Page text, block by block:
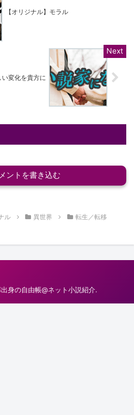
【オリジナル】モラル
い変化を貴方に
ントを書き込む
ル 異世界 転生／転移
身の自由帳@ネット小説紹介.